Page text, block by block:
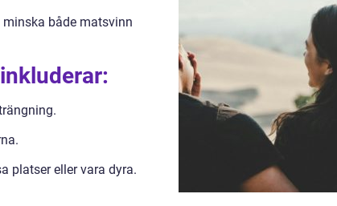
både matsvinn
platser eller vara dyra.